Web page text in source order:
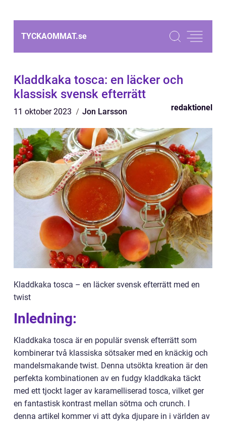
TYCKAOMMAT.se
Kladdkaka tosca: en läcker och
klassisk svensk efterrätt
11 oktober 2023 Jon Larsson redaktionel
Kladdkaka tosca – en läcker svensk efterrätt med en
twist
Inledning:
Kladdkaka tosca är en populär svensk efterrätt som
kombinerar två klassiska sötsaker med en knäckig och
mandelsmakande twist. Denna utsökta kreation är den
perfekta kombinationen av en fudgy kladdkaka täckt
med ett tjockt lager av karamelliserad tosca, vilket ger
en fantastisk kontrast mellan sötma och crunch. I
denna artikel kommer vi att dyka djupare in i världen av